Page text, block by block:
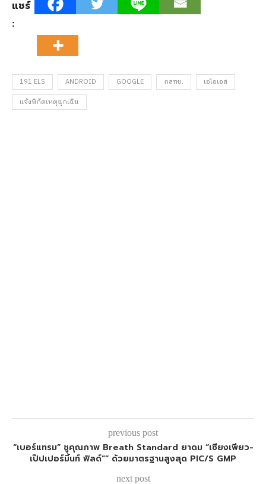
แชร์
:
191 ELS ANDROID GOOGLE กสทช.
เอไอเอส
แจ้งพิกัดเหตุฉุกเฉิน
previous post
“เบอร์แทรม” ชูคุณภาพ Breath Standard ยาดม “เซียงเพียว-
เป๊ปเปอร์มิ้นท์ ฟิลด์”” ด้วยมาตรฐานสูงสุด PIC/S GMP
next post